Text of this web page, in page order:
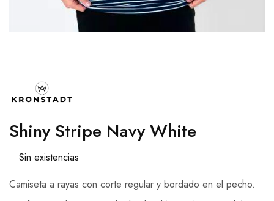
Shiny Stripe Navy White
Sin existencias
Camiseta a rayas con corte regular y bordado en el pecho.